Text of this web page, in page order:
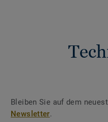
Bleiben Sie auf dem
Newsletter.